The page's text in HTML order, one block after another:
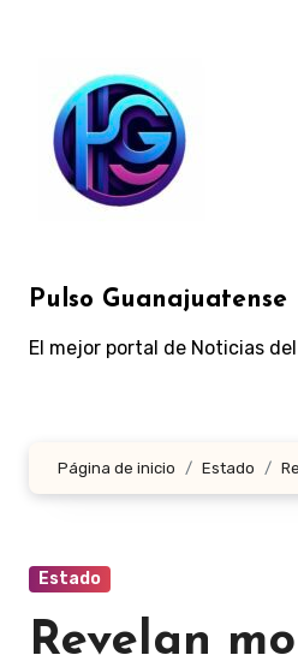
contenido
Pulso Guanajuatense
El mejor portal de Noticias
Página de inicio Estado
Estado
Revelan